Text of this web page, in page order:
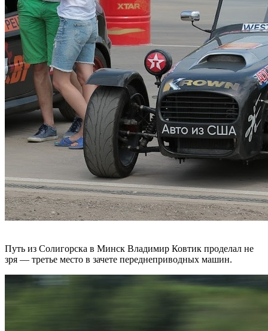
Путь из Солигорска в Минск Владимир Ковтик проделал не
зря — третье место в зачете переднеприводных машин.